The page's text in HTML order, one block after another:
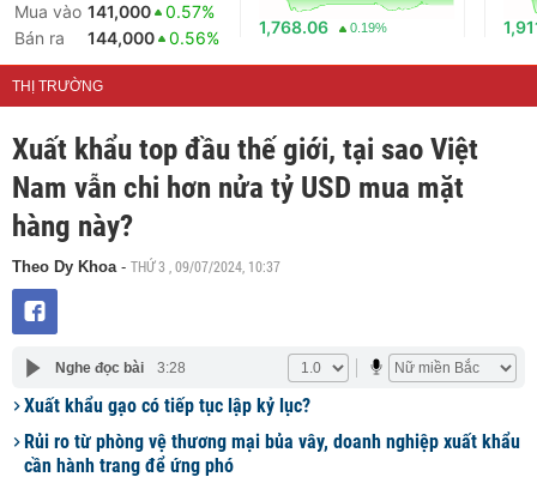
Mua vào 141,000
0.57%
Bán ra
144,000 0.56%
1,768.06 0.19%
THỊ TRƯỜNG
Xuất khẩu top đầu thế giới, tại sao Việt
Nam vẫn chi hơn nửa tỷ USD mua mặt
hàng này?
Theo Dy Khoa- THỨ 3 , 09/07/2024, 10:37
Nghe đọc bài 3:28
Xuất khẩu gạo có tiếp tục lập kỷ lục?
Rủi ro từ phòng vệ thương mại bủa vây, doanh nghiệp xuất khẩu
cần hành trang để ứng phó